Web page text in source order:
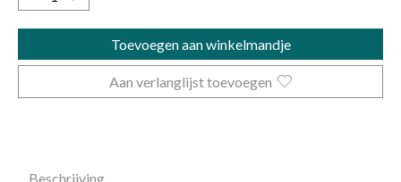
Toevoegen aan winkelmandje
Aan verlanglijst toevoegen
Beschrijving